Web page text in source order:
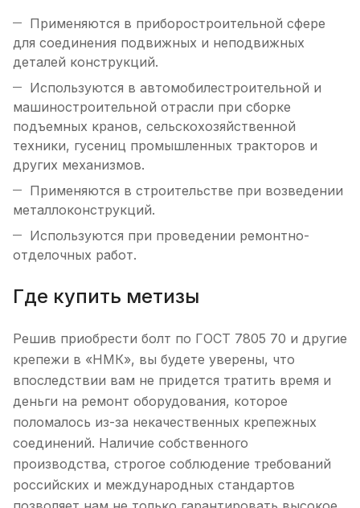
Применяются в приборостроительной сфере
для соединения подвижных и неподвижных
деталей конструкций.
Используются в автомобилестроительной и
машиностроительной отрасли при сборке
подъемных кранов, сельскохозяйственной
техники, гусениц промышленных тракторов и
других механизмов.
Применяются в строительстве при возведении
металлоконструкций.
Используются при проведении ремонтно-
отделочных работ.
Где купить метизы
Решив приобрести болт по ГОСТ 7805 70 и другие
крепежи в «НМК», вы будете уверены, что
впоследствии вам не придется тратить время и
деньги на ремонт оборудования, которое
поломалось из-за некачественных крепежных
соединений. Наличие собственного
производства, строгое соблюдение требований
российских и международных стандартов